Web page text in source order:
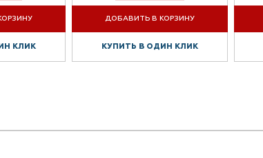
КЛИК
ДОБАВИТЬ В КОРЗИНУ
КУПИТЬ В ОДИН КЛИК